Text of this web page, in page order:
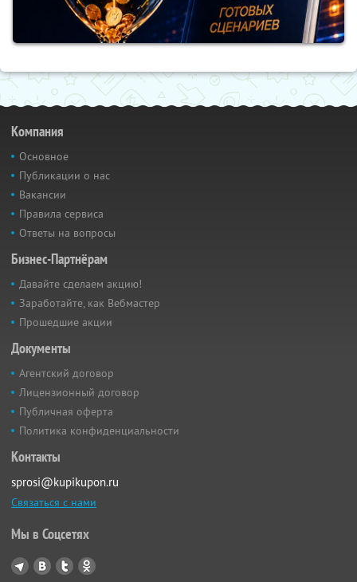
Компания
Основное
Публикации о нас
Вакансии
Правила сервиса
Ответы на вопросы
Бизнес-Партнёрам
Давайте сделаем акцию!
Заработайте, как Вебмастер
Прошедшие акции
Документы
Агентский договор
Лицензионный договор
Публичная оферта
Политика конфиденциальности
Контакты
sprosi@kupikupon.ru
Связаться с нами
Мы в Соцсетях